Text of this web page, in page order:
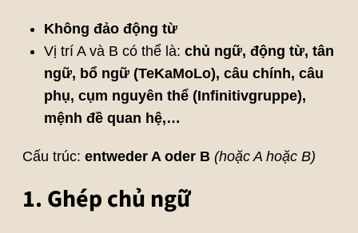
Không đảo động từ
Vị trí A và B có thể là: chủ ngữ, động từ, tân
ngữ, bổ ngữ (TeKaMoLo), câu chính, câu
phụ, cụm nguyên thể (Infinitivgruppe),
mệnh đề quan hệ,…
Cấu trúc: entweder A oder B (hoặc A hoặc B)
1. Ghép chủ ngữ